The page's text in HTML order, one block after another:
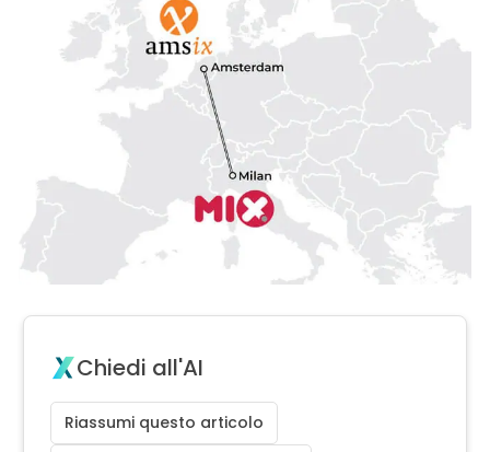
Chiedi all'AI
Riassumi questo articolo